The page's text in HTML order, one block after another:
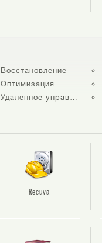
Восстановление
Оптимизация
Удаленное управление
Recuva